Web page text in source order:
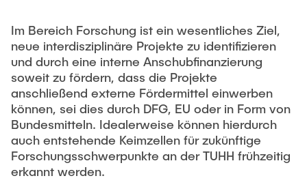
Im Bereich Forschung ist ein wesentliches Ziel,
neue interdisziplinäre Projekte zu identifizieren
und durch eine interne Anschubfinanzierung
soweit zu fördern, dass die Projekte
anschließend externe Fördermittel einwerben
können, sei dies durch DFG, EU oder in Form von
Bundesmitteln. Idealerweise können hierdurch
auch entstehende Keimzellen für zukünftige
Forschungs­schwerpunkte an der TUHH frühzeitig
erkannt werden.